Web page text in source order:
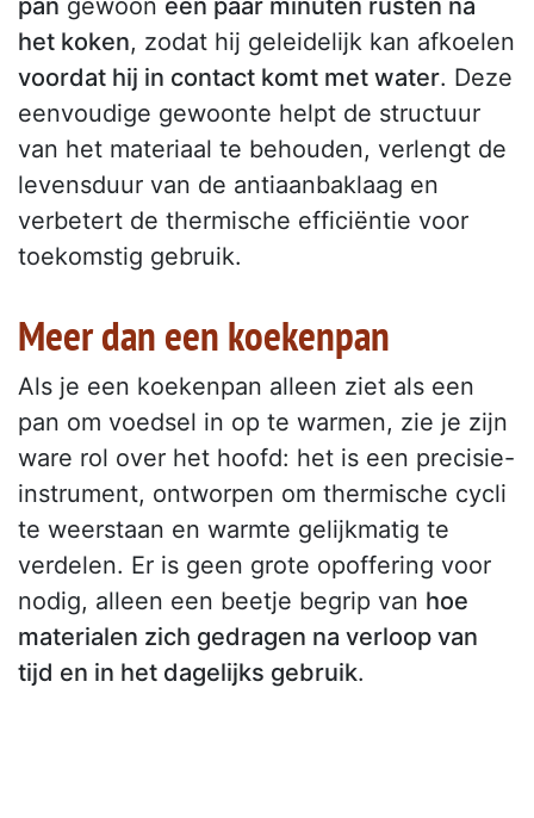
pan gewoon een paar minuten rusten na
het koken, zodat hij geleidelijk kan afkoelen
voordat hij in contact komt met water. Deze
eenvoudige gewoonte helpt de structuur
van het materiaal te behouden, verlengt de
levensduur van de antiaanbaklaag en
verbetert de thermische efficiëntie voor
toekomstig gebruik.
Meer dan een koekenpan
Als je een koekenpan alleen ziet als een
pan om voedsel in op te warmen, zie je zijn
ware rol over het hoofd: het is een precisie-
instrument, ontworpen om thermische cycli
te weerstaan en warmte gelijkmatig te
verdelen. Er is geen grote opoffering voor
nodig, alleen een beetje begrip van hoe
materialen zich gedragen na verloop van
tijd en in het dagelijks gebruik.